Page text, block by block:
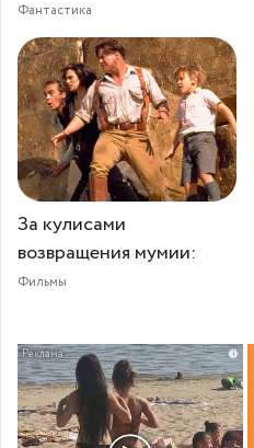
Фантастика
За кулисами
возвращения мумии:
Фильмы
i